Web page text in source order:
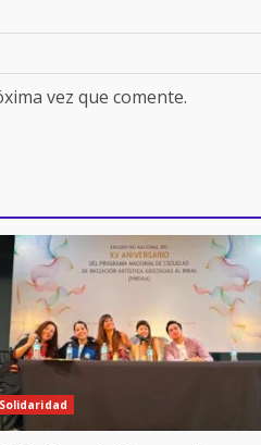
vez que comente.
Solidaridad